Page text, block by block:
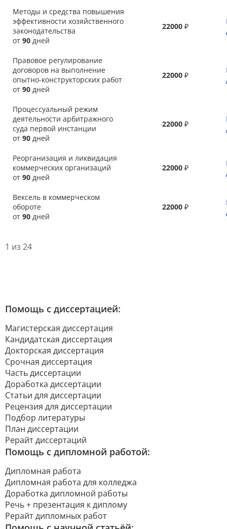
Методы и средства повышения
эффективности хозяйственного
законодательства
от 90 дней
22000 ₽
Правовое регулирование
договоров на выполнение
опытно-конструкторских работ
от 90 дней
22000 ₽
Процессуальный режим
деятельности арбитражного
суда первой инстанции
от 90 дней
22000 ₽
Реорганизация и ликвидация
коммерческих организаций
от 90 дней
22000 ₽
Вексель в коммерческом
обороте
от 90 дней
22000 ₽
1 из 24
Помощь с диссертацией:
Магистерская диссертация
Кандидатская диссертация
Докторская диссертация
Срочная диссертация
Часть диссертации
Доработка диссертации
Статьи для диссертации
Рецензия для диссертации
Подбор литературы
План диссертации
Рерайт диссертаций
Помощь с дипломной работой:
Дипломная работа
Дипломная работа для колледжа
Доработка дипломной работы
Речь + презентация к диплому
Рерайт дипломных работ